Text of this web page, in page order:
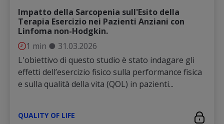
Impatto della Sarcopenia sull'Esito della
Terapia Esercizio nei Pazienti Anziani con
Linfoma non-Hodgkin.
1 min ● 31.03.2026
L'obiettivo di questo studio è stato indagare gli
effetti dell’esercizio fisico sulla performance fisica
e sulla qualità della vita (QOL) in pazienti...
QUALITY OF LIFE